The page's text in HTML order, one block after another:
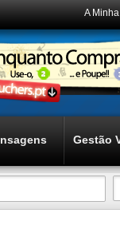
A
Gestão